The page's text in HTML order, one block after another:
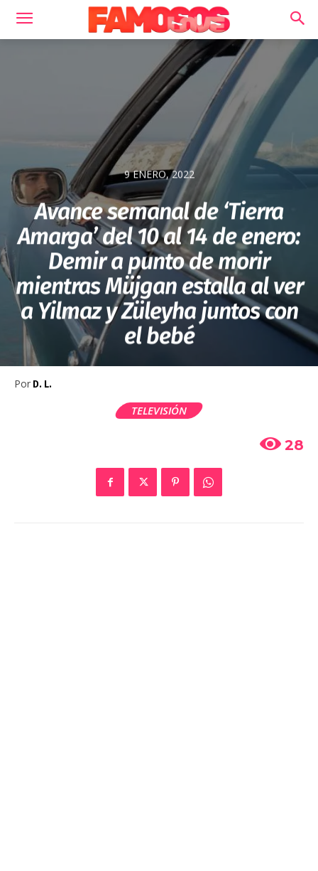
9 ENERO, 2022
Avance semanal de ‘Tierra
Amarga’ del 10 al 14 de enero:
Demir a punto de morir
mientras Müjgan estalla al ver
a Yilmaz y Züleyha juntos con
el bebé
Por D. L.
TELEVISIÓN
28